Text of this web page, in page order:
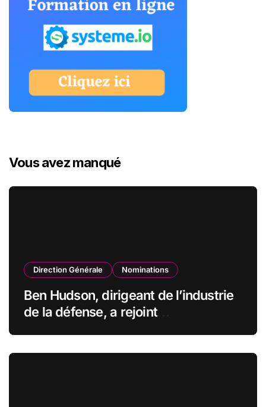
Vous avez manqué
Direction Générale Nominations
Ben Hudson, dirigeant de l’industrie
de la défense, a rejoint